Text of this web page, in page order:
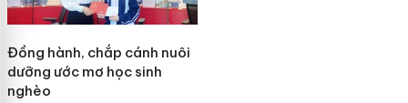
Đồng hành, chắp cánh nuôi
dưỡng ước mơ học sinh
nghèo